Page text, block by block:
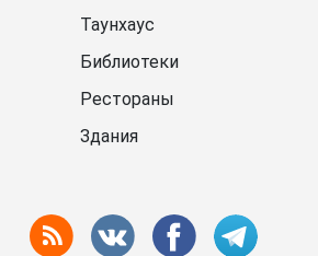
Таунхаус
Библиотеки
Рестораны
Здания